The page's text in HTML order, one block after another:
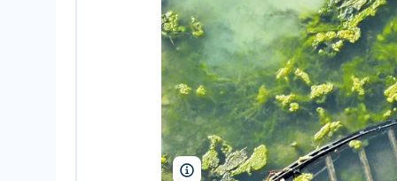
Apratim Pal/TNC Photo Contest 2019/